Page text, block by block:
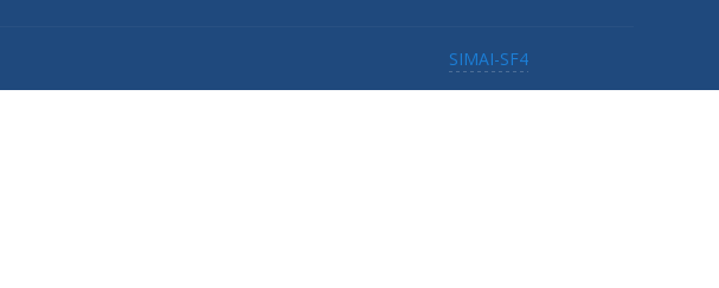
SIMAI-SF4